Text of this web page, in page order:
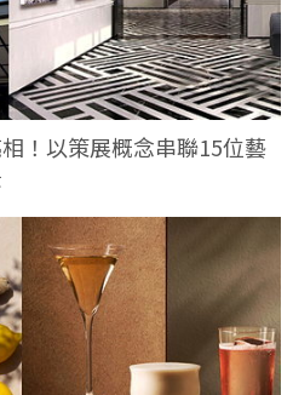
！以策展概念串聯15位藝